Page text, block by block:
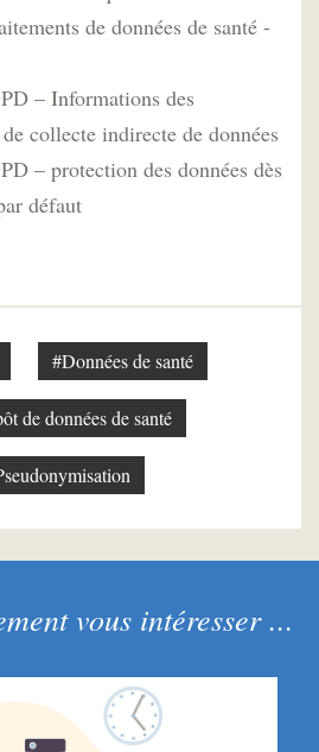
de données de santé -
– Informations des
collecte indirecte de données
– protection des données dès
défaut
#Données de santé
de données de santé
vous intéresser ...